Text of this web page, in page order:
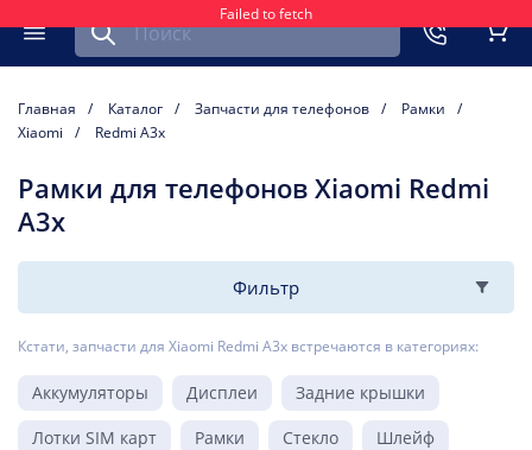
Failed to fetch
Меню
Найти запчасть для мобильного устройства
Главная Каталог Запчасти для телефонов
Рамки
Xiaomi
Redmi A3x
Рамки для телефонов Xiaomi Redmi
A3x
Фильтр
Кстати, запчасти для Xiaomi Redmi A3x встречаются в категориях:
Аккумуляторы Дисплеи
Задние крышки
Лотки SIM карт
Рамки Стекло Шлейф